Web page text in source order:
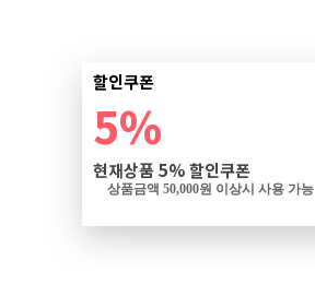
할인쿠폰
5%
현재상품 5% 할인쿠폰
상품금액 50,000원 이상시 사용 가능